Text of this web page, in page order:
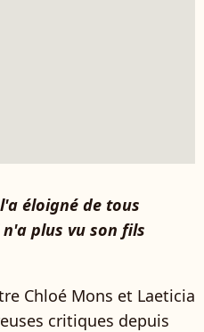
éloigné de tous
plus vu son fils
Chloé Mons et Laeticia
critiques depuis